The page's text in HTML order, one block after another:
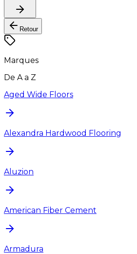
Retour
Marques
De A a Z
Aged Wide Floors
Alexandra Hardwood Flooring
Aluzion
American Fiber Cement
Armadura